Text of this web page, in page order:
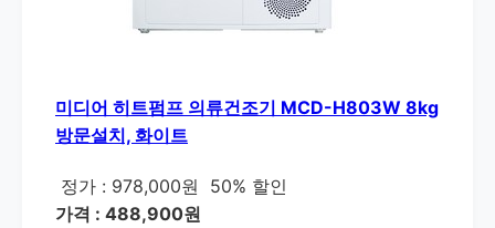
미디어 히트펌프 의류건조기 MCD-H803W 8kg
방문설치, 화이트
정가 : 978,000원
50% 할인
가격 : 488,900원